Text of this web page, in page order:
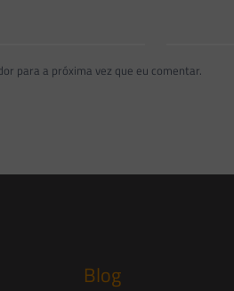
para a próxima vez que eu comentar.
Blog